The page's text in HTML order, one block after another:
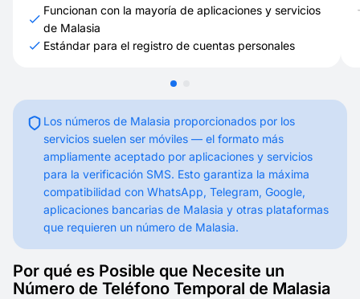
Funcionan con la mayoría de aplicaciones y servicios
de Malasia
Estándar para el registro de cuentas personales
Los números de Malasia proporcionados por los
servicios suelen ser móviles — el formato más
ampliamente aceptado por aplicaciones y servicios
para la verificación SMS. Esto garantiza la máxima
compatibilidad con WhatsApp, Telegram, Google,
aplicaciones bancarias de Malasia y otras plataformas
que requieren un número de Malasia.
Por qué es Posible que Necesite un
Número de Teléfono Temporal de Malasia